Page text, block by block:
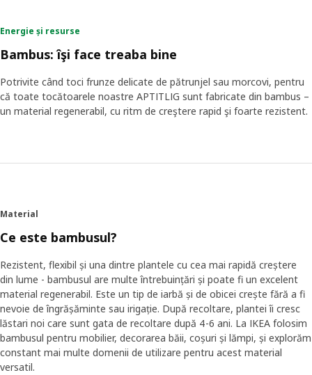
Energie și resurse
Bambus: îşi face treaba bine
Potrivite când toci frunze delicate de pătrunjel sau morcovi, pentru
că toate tocătoarele noastre APTITLIG sunt fabricate din bambus –
un material regenerabil, cu ritm de creştere rapid şi foarte rezistent.
Material
Ce este bambusul?
Rezistent, flexibil și una dintre plantele cu cea mai rapidă creștere
din lume - bambusul are multe întrebuințări și poate fi un excelent
material regenerabil. Este un tip de iarbă și de obicei crește fără a fi
nevoie de îngrășăminte sau irigație. După recoltare, plantei îi cresc
lăstari noi care sunt gata de recoltare după 4-6 ani. La IKEA folosim
bambusul pentru mobilier, decorarea băii, coșuri și lămpi, și explorăm
constant mai multe domenii de utilizare pentru acest material
versatil.